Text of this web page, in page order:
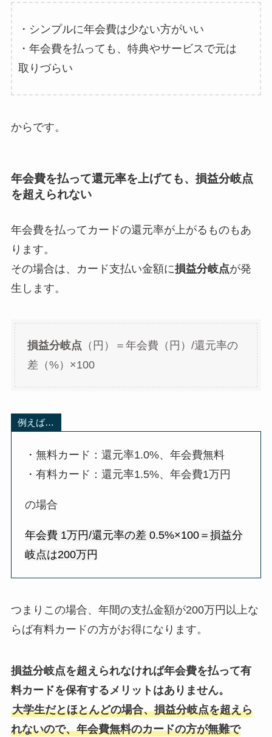
・シンプルに年会費は少ない方がいい
・年会費を払っても、特典やサービスで元は
取りづらい
からです。
年会費を払って還元率を上げても、損益分岐点
を超えられない
年会費を払ってカードの還元率が上がるものもあ
ります。
その場合は、カード支払い金額に損益分岐点が発
生します。
損益分岐点 （円）＝年会費（円）/還元率の
差（%）×100
例えば…
・無料カード：還元率1.0%、年会費無料
・有料カード：還元率1.5%、年会費1万円
の場合
年会費 1万円/還元率の差 0.5%×100＝損益分
岐点は200万円
つまりこの場合、年間の支払金額が200万円以上な
らば有料カードの方がお得になります。
損益分岐点を超えられなければ年会費を払って有
料カードを保有するメリットはありません。
大学生だとほとんどの場合、損益分岐点を超えら
れないので、年会費無料のカードの方が無難で